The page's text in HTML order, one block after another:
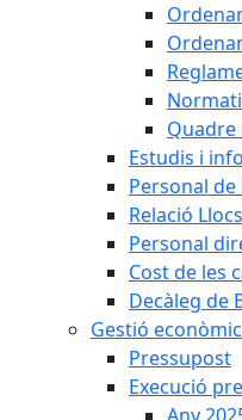
Quadre
Estudis i
Personal
Relació
Personal
Cost de les
Decàleg de
Gestió
Pressupost
Execució